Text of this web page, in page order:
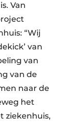
Van
“Wij
van
van
van de
naar de
het
ziekenhuis,